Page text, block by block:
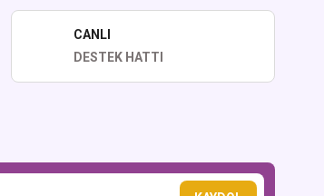
CANLI
DESTEK HATTI